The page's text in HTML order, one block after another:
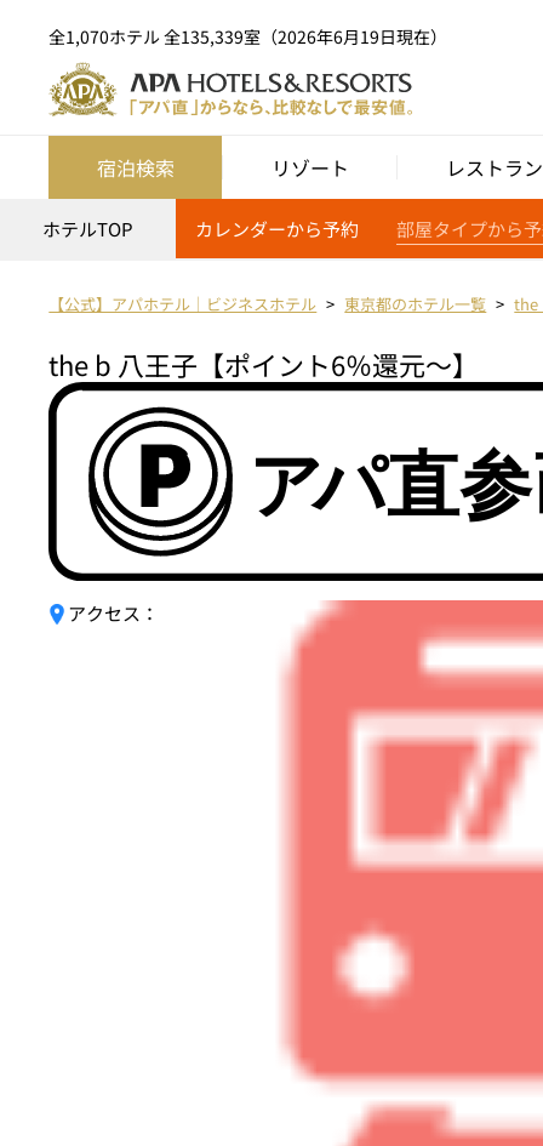
全1,070ホテル 全135,339室（2026年6月19日現在）
宿泊検索 リゾート レストラ
ホテルTOP カレンダーから予約 部屋タイプから
【公式】アパホテル｜ビジネスホテル 東京都のホテル一覧 the
the b 八王子【ポイント6％還元～】
アクセス：